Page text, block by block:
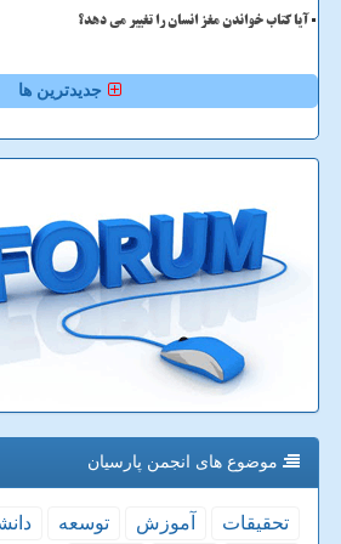
آیا کتاب خواندن مغز انسان را تغییر می دهد؟
جدیدترین ها
موضوع های انجمن پارسیان
تحقیقات آموزش توسعه